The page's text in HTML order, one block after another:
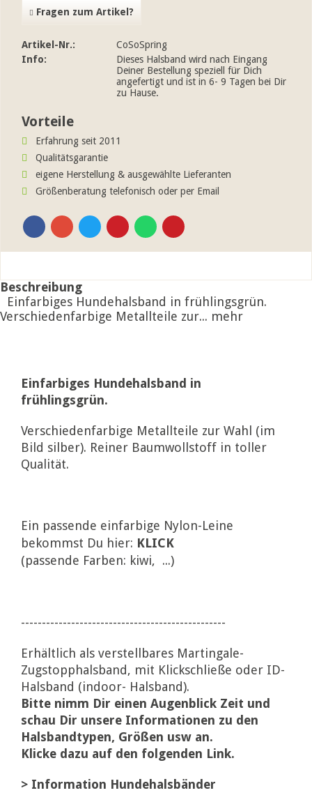
Fragen zum Artikel?
Artikel-Nr.:
CoSoSpring
Info:
Dieses Halsband wird nach Eingang
Deiner Bestellung speziell für Dich
angefertigt und ist in 6- 9 Tagen bei Dir
zu Hause.
Vorteile
Erfahrung seit 2011
Qualitätsgarantie
eigene Herstellung & ausgewählte Lieferanten
Größenberatung telefonisch oder per Email
Beschreibung
Einfarbiges Hundehalsband in frühlingsgrün.
Verschiedenfarbige Metallteile zur... mehr
Einfarbiges Hundehalsband in
frühlingsgrün.
Verschiedenfarbige Metallteile zur Wahl (im
Bild silber). Reiner Baumwollstoff in toller
Qualität.
Ein passende einfarbige Nylon-Leine
bekommst Du hier: KLICK
(passende Farben: kiwi, ...)
-------------------------------------------------
Erhältlich als verstellbares Martingale-
Zugstopphalsband, mit Klickschließe oder ID-
Halsband (indoor- Halsband).
Bitte nimm Dir einen Augenblick Zeit und
schau Dir unsere Informationen zu den
Halsbandtypen, Größen usw an.
Klicke dazu auf den folgenden Link.
> Information Hundehalsbänder